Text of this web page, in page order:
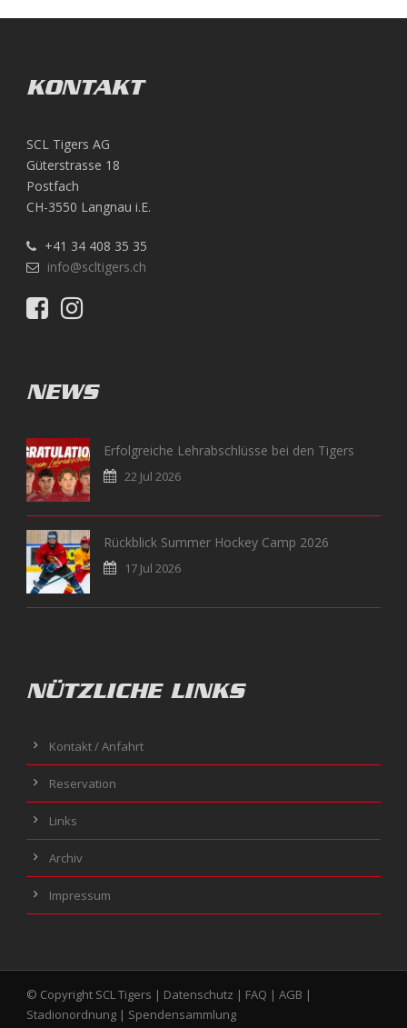
KONTAKT
SCL Tigers AG
Güterstrasse 18
Postfach
CH-3550 Langnau i.E.
+41 34 408 35 35
info@scltigers.ch
NEWS
Erfolgreiche Lehrabschlüsse bei den Tigers
22 Jul 2026
Rückblick Summer Hockey Camp 2026
17 Jul 2026
NÜTZLICHE LINKS
Kontakt / Anfahrt
Reservation
Links
Archiv
Impressum
© Copyright SCL Tigers | Datenschutz | FAQ | AGB |
Stadionordnung | Spendensammlung